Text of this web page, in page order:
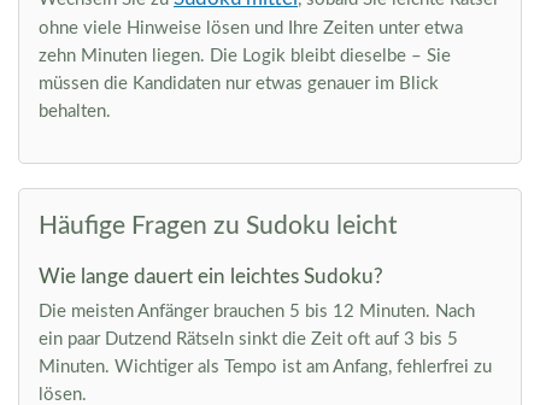
ohne viele Hinweise lösen und Ihre Zeiten unter etwa
zehn Minuten liegen. Die Logik bleibt dieselbe – Sie
müssen die Kandidaten nur etwas genauer im Blick
behalten.
Häufige Fragen zu Sudoku leicht
Wie lange dauert ein leichtes Sudoku?
Die meisten Anfänger brauchen 5 bis 12 Minuten. Nach
ein paar Dutzend Rätseln sinkt die Zeit oft auf 3 bis 5
Minuten. Wichtiger als Tempo ist am Anfang, fehlerfrei zu
lösen.